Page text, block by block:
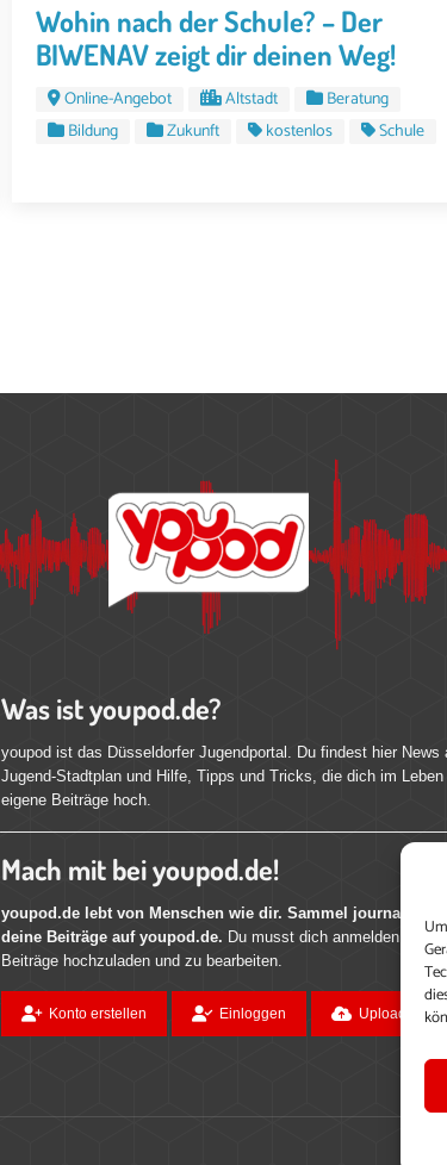
Wohin nach der Schule? – Der
BIWENAV zeigt dir deinen Weg!
Online-Angebot Altstadt
Beratung
Bildung
Zukunft kostenlos Schule
Was ist youpod.de?
youpod ist das Düsseldorfer Jugendportal. Du findest hier
Jugend-Stadtplan und Hilfe, Tipps und Tricks, die dich im
eigene Beiträge hoch.
Mach mit bei youpod.de!
youpod.de lebt von Menschen wie dir. Sammel
deine Beiträge auf youpod.de. Du musst dich anmelden, um
Beiträge hochzuladen und zu bearbeiten.
Konto erstellen Einloggen Upload ohne